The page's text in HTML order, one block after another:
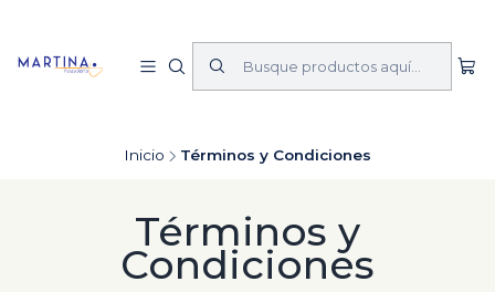
Inicio Términos y Condiciones
Términos y
Condiciones